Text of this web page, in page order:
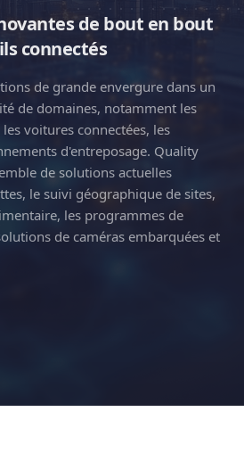
de bout en bout
connectés
de grande envergure dans un
de domaines, notamment les
voitures connectées, les
d'entreposage. Quality
de solutions actuelles
le suivi géographique de sites,
les programmes de
de caméras embarquées et